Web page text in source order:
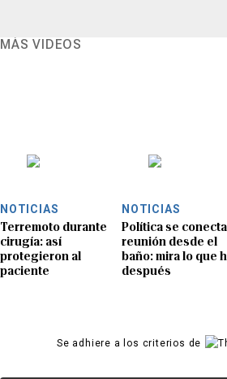
MÁS VIDEOS
NOTICIAS
Terremoto durante
cirugía: así
protegieron al
paciente
NOTICIAS
Política se
reunión desde el
baño: mira lo que
después
Se adhiere a los criterios de